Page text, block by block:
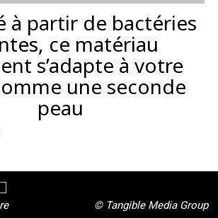
à partir de bactéries
ce matériau
s’adapte à votre
une seconde
peau
© Tangible Media Group